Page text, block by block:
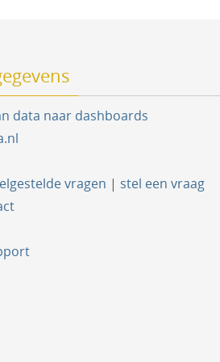
data naar dashboards
vragen | stel een vraag